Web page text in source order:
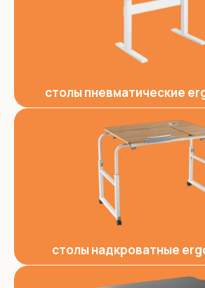
столы пневматические
столы надкроватные